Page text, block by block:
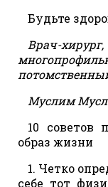
Будьте
Врач-
Муслим
10 советов
образ жизни
1. Четко
себе тот